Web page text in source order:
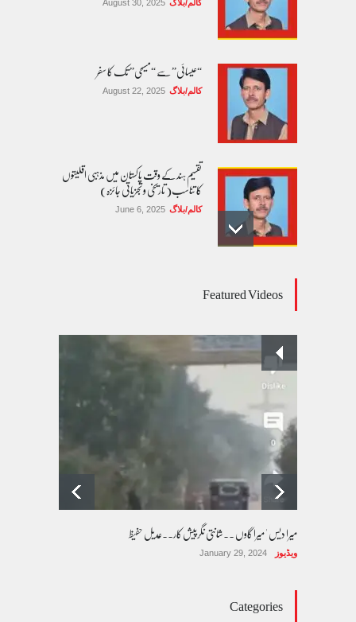
کالم/بلاگ August 30, 2025
“عیسائی” سے “مسیحی” تک کا سفر
کالم/بلاگ August 22, 2025
تقسیم ہند کے وقت پاکستان میں مذہبی اقلیتوں
کا تناسب( تاریخی و تجزیاتی جائزہ)
کالم/بلاگ June 6, 2025
پسند کی شادیوں کا بڑھتا ہوا رجحان اور راولپنڈی
کی یوسیز میں اندارج پر پابندی ایک نیا تنازعہ
October 14, 2025
Featured Videos
میرا دیس ' میرا گاوں ۔۔شانتی نگرپیش کار۔۔عدیل حفیظ
ویڈیوز January 29, 2024
Categories